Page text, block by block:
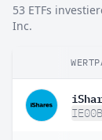
53 ETFs
Inc.